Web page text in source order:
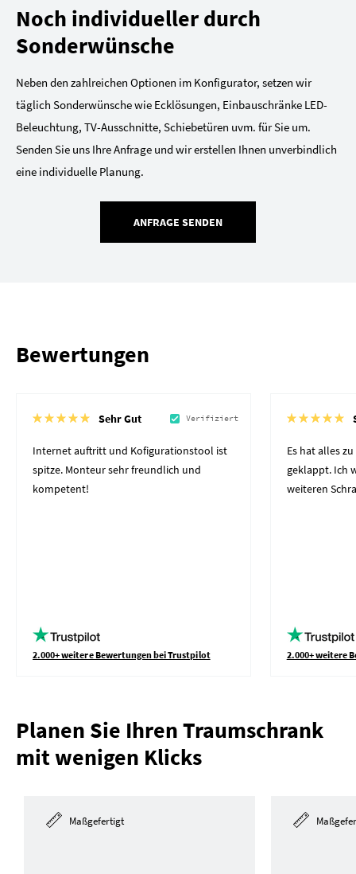
Noch individueller durch
Sonderwünsche
Neben den zahlreichen Optionen im Konfigurator, setzen wir
täglich Sonderwünsche wie Ecklösungen, Einbauschränke LED-
Beleuchtung, TV-Ausschnitte, Schiebetüren uvm. für Sie um.
Senden Sie uns Ihre Anfrage und wir erstellen Ihnen unverbindlich
eine individuelle Planung.
ANFRAGE SENDEN
Bewertungen
Sehr Gut Verifiziert
Internet auftritt und Kofigurationstool ist
spitze. Monteur sehr freundlich und
kompetent!
2.000+ weitere Bewertungen bei Trustpilot
Es hat alles
geklappt. Ich
weiteren
2.000+ weitere
Planen Sie Ihren Traumschrank
mit wenigen Klicks
Maßgefertigt